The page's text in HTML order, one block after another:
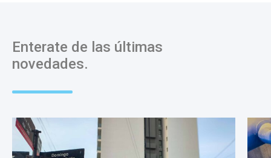
Enterate de las últimas
novedades.